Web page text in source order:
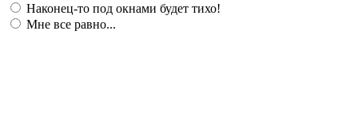
Наконец-то под окнами будет тихо!
Мне все равно...